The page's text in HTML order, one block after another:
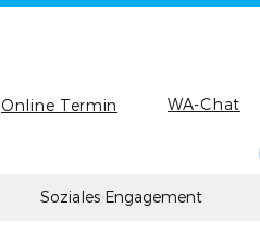
Online Termin WA-Chat
Soziales Engagement